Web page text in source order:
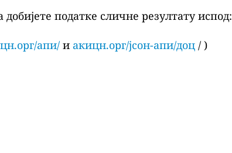
податке сличне резултату испод:
апи/ и акицн.орг/јсон-апи/доц / )